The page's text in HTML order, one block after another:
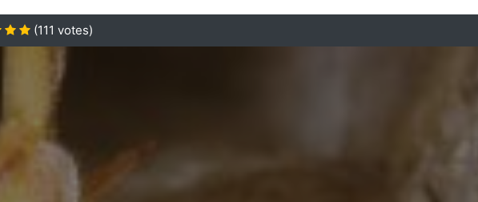
(111 votes)